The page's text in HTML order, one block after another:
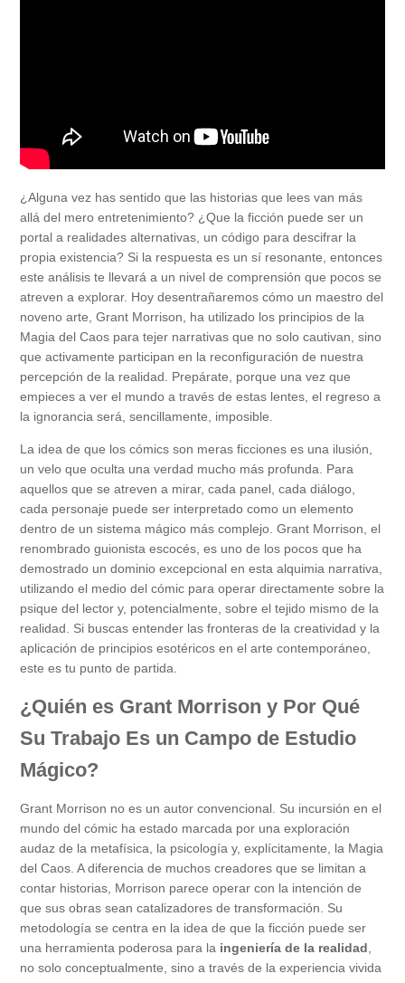
¿Alguna vez has sentido que las historias que lees van más
allá del mero entretenimiento? ¿Que la ficción puede ser un
portal a realidades alternativas, un código para descifrar la
propia existencia? Si la respuesta es un sí resonante, entonces
este análisis te llevará a un nivel de comprensión que pocos se
atreven a explorar. Hoy desentrañaremos cómo un maestro del
noveno arte, Grant Morrison, ha utilizado los principios de la
Magia del Caos para tejer narrativas que no solo cautivan, sino
que activamente participan en la reconfiguración de nuestra
percepción de la realidad. Prepárate, porque una vez que
empieces a ver el mundo a través de estas lentes, el regreso a
la ignorancia será, sencillamente, imposible.
La idea de que los cómics son meras ficciones es una ilusión,
un velo que oculta una verdad mucho más profunda. Para
aquellos que se atreven a mirar, cada panel, cada diálogo,
cada personaje puede ser interpretado como un elemento
dentro de un sistema mágico más complejo. Grant Morrison, el
renombrado guionista escocés, es uno de los pocos que ha
demostrado un dominio excepcional en esta alquimia narrativa,
utilizando el medio del cómic para operar directamente sobre la
psique del lector y, potencialmente, sobre el tejido mismo de la
realidad. Si buscas entender las fronteras de la creatividad y la
aplicación de principios esotéricos en el arte contemporáneo,
este es tu punto de partida.
¿Quién es Grant Morrison y Por Qué
Su Trabajo Es un Campo de Estudio
Mágico?
Grant Morrison no es un autor convencional. Su incursión en el
mundo del cómic ha estado marcada por una exploración
audaz de la metafísica, la psicología y, explícitamente, la Magia
del Caos. A diferencia de muchos creadores que se limitan a
contar historias, Morrison parece operar con la intención de
que sus obras sean catalizadores de transformación. Su
metodología se centra en la idea de que la ficción puede ser
una herramienta poderosa para la ingeniería de la realidad
no solo conceptualmente, sino a través de la experiencia vivida